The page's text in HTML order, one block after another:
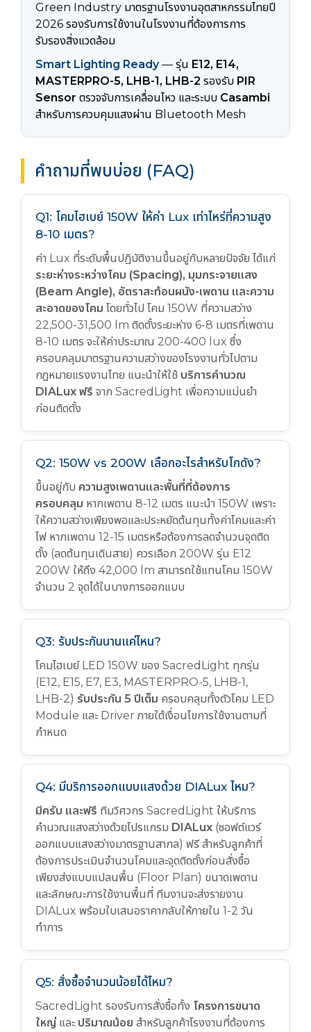
Green Industry มาตรฐานโรงงานอุตสาหกรรมไทยปี
2026 รองรับการใช้งานในโรงงานที่ต้องการการ
รับรองสิ่งแวดล้อม
Smart Lighting Ready— รุ่น E12, E14,
MASTERPRO-5, LHB-1, LHB-2 รองรับ PIR
Sensor ตรวจจับการเคลื่อนไหว และระบบ Casambi
สำหรับการควบคุมแสงผ่าน Bluetooth Mesh
คำถามที่พบบ่อย (FAQ)
Q1: โคมไฮเบย์ 150W ให้ค่า Lux เท่าไหร่ที่ความสูง
8-10 เมตร?
ค่า Lux ที่ระดับพื้นปฏิบัติงานขึ้นอยู่กับหลายปัจจัย ได้แก่
ระยะห่างระหว่างโคม (Spacing), มุมกระจายแสง
(Beam Angle), อัตราสะท้อนผนัง-เพดาน และความ
สะอาดของโคม โดยทั่วไป โคม 150W ที่ความสว่าง
22,500-31,500 lm ติดตั้งระยะห่าง 6-8 เมตรที่เพดาน
8-10 เมตร จะให้ค่าประมาณ 200-400 lux ซึ่ง
ครอบคลุมมาตรฐานความสว่างของโรงงานทั่วไปตาม
กฎหมายแรงงานไทย แนะนำให้ใช้ บริการคำนวณ
DIALux ฟรี จาก SacredLight เพื่อความแม่นยำ
ก่อนติดตั้ง
Q2: 150W vs 200W เลือกอะไรสำหรับโกดัง?
ขึ้นอยู่กับ ความสูงเพดานและพื้นที่ที่ต้องการ
ครอบคลุม หากเพดาน 8-12 เมตร แนะนำ 150W เพราะ
ให้ความสว่างเพียงพอและประหยัดต้นทุนทั้งค่าโคมและค่า
ไฟ หากเพดาน 12-15 เมตรหรือต้องการลดจำนวนจุดติด
ตั้ง (ลดต้นทุนเดินสาย) ควรเลือก 200W รุ่น E12
200W ให้ถึง 42,000 lm สามารถใช้แทนโคม 150W
จำนวน 2 จุดได้ในบางการออกแบบ
Q3: รับประกันนานแค่ไหน?
โคมไฮเบย์ LED 150W ของ SacredLight ทุกรุ่น
(E12, E15, E7, E3, MASTERPRO-5, LHB-1,
LHB-2) รับประกัน 5 ปีเต็ม ครอบคลุมทั้งตัวโคม LED
Module และ Driver ภายใต้เงื่อนไขการใช้งานตามที่
กำหนด
Q4: มีบริการออกแบบแสงด้วย DIALux ไหม?
มีครับ และฟรี ทีมวิศวกร SacredLight ให้บริการ
คำนวณแสงสว่างด้วยโปรแกรม DIALux (ซอฟต์แวร์
ออกแบบแสงสว่างมาตรฐานสากล) ฟรี สำหรับลูกค้าที่
ต้องการประเมินจำนวนโคมและจุดติดตั้งก่อนสั่งซื้อ
เพียงส่งแบบแปลนพื้น (Floor Plan) ขนาดเพดาน
และลักษณะการใช้งานพื้นที่ ทีมงานจะส่งรายงาน
DIALux พร้อมใบเสนอราคากลับให้ภายใน 1-2 วัน
ทำการ
Q5: สั่งซื้อจำนวนน้อยได้ไหม?
SacredLight รองรับการสั่งซื้อทั้ง โครงการขนาด
ใหญ่ และ ปริมาณน้อย สำหรับลูกค้าโรงงานที่ต้องการ